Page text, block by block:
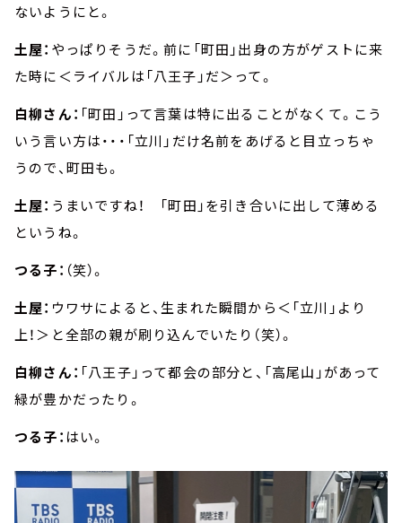
ないようにと。
土屋： やっぱりそうだ。前に「町田」出身の方がゲストに来
た時に＜ライバルは「八王子」だ＞って。
白柳さん： 「町田」って言葉は特に出ることがなくて。こう
いう言い方は・・・「立川」だけ名前をあげると目立っちゃ
うので、町田も。
土屋： うまいですね！ 「町田」を引き合いに出して薄める
というね。
つる子： （笑）。
土屋： ウワサによると、生まれた瞬間から＜「立川」より
上！＞と全部の親が刷り込んでいたり（笑）。
白柳さん： 「八王子」って都会の部分と、「高尾山」があって
緑が豊かだったり。
つる子： はい。